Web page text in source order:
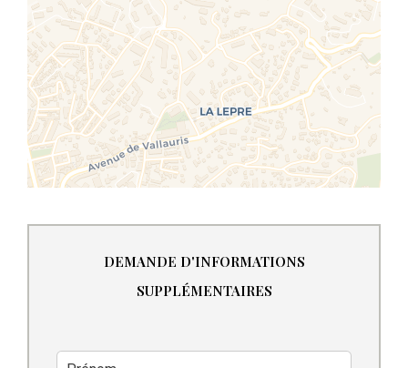
DEMANDE D'INFORMATIONS
SUPPLÉMENTAIRES